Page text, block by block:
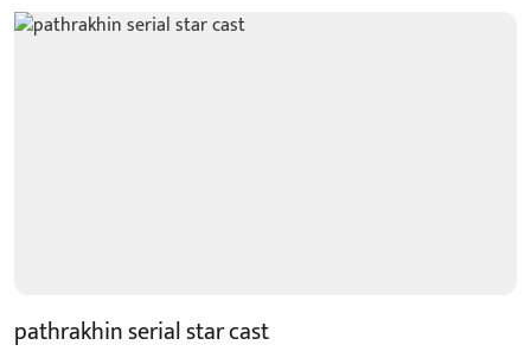
pathrakhin serial star cast